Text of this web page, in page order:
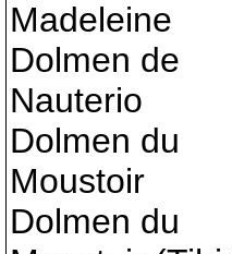
Madeleine
Dolmen de
Nauterio
Dolmen du
Moustoir
Dolmen du